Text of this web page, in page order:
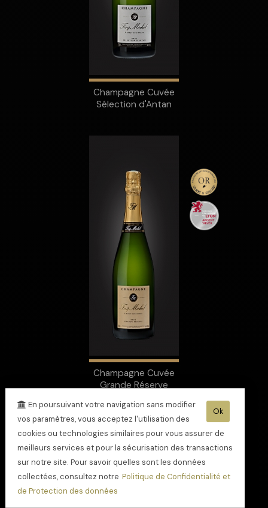
Champagne Cuvée
Sélection d'Antan
Champagne Cuvée
Grande Réserve
Hachette
Ok
En poursuivant votre navigation sans modifier
vos paramètres, vous acceptez l'utilisation des
cookies ou technologies similaires pour vous assurer de
meilleurs services et pour la sécurisation des transactions
sur notre site. Pour savoir quelles sont les données
collectées, consultez notre Politique de Confidentialité et
de Protection des données